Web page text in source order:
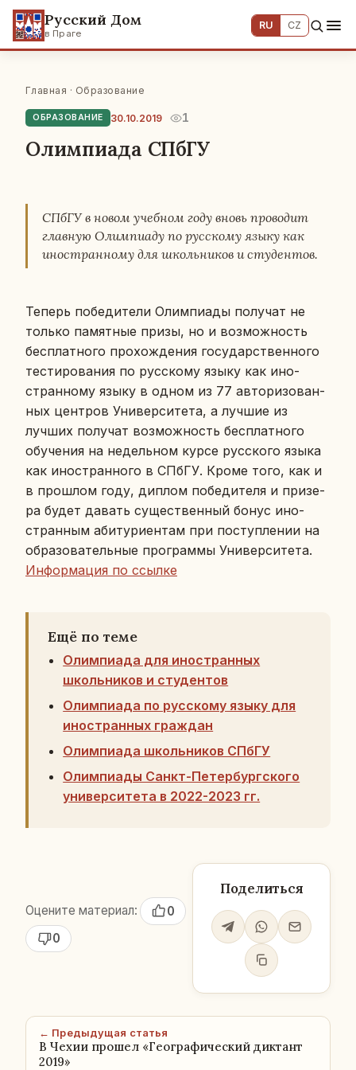
Русский Дом
в Праге
RU CZ
Главная · Образование
ОБРАЗОВАНИЕ 30.10.2019 1
Олимпиада СПбГУ
СПбГУ в новом учеб­ном году вновь про­во­дит
глав­ную Олим­пи­а­ду по рус­ско­му языку как
ино­стран­но­му для школь­ни­ков и сту­ден­тов.
Теперь по­бе­ди­те­ли Олим­пи­а­ды по­лу­чат не
только па­мят­ные призы, но и воз­мож­ность
бес­плат­но­го про­хож­де­ния го­су­дар­ствен­но­го
те­сти­ро­ва­ния по рус­ско­му языку как ино­
стран­но­му языку в одном из 77 ав­то­ри­зо­ван­
ных цен­тров Уни­вер­си­те­та, а лучшие из
лучших по­лу­чат воз­мож­ность бес­плат­но­го
обу­че­ния на недель­ном курсе рус­ско­го языка
как ино­стран­но­го в СПбГУ. Кроме того, как и
в про­шлом году, диплом по­бе­ди­те­ля и при­зе­
ра будет давать су­ще­ствен­ный бонус ино­
стран­ным аби­ту­ри­ен­там при по­ступ­ле­нии на
об­ра­зо­ва­тель­ные про­грам­мы Уни­вер­си­те­та.
Ин­фор­ма­ция по ссылке
Ещё по теме
Олимпиада для иностранных
школьников и студентов
Олимпиада по русскому языку для
иностранных граждан
Олимпиада школьников СПбГУ
Олимпиады Санкт-Петербургского
университета в 2022-2023 гг.
Оцените материал:
0
0
Поделиться
← Предыдущая статья
В Чехии прошел «Географический диктант
2019»